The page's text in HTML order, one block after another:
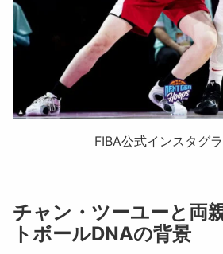
FIBA公式インスタグ
チャン・ツーユーと両
トボールDNAの背景